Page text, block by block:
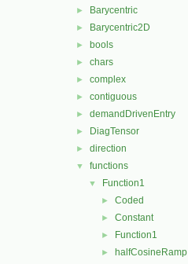
► Barycentric
► Barycentric2D
► bools
► chars
► complex
► contiguous
► demandDrivenEntry
► DiagTensor
► direction
▼ functions
▼ Function1
► Coded
► Constant
► Function1
► halfCosineRamp